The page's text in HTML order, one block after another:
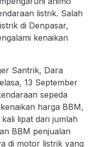
listrik. Salah
di Denpasar,
kenaikan
Santrik, Dara
13 September
sepeda
harga BBM,
lipat dari jumlah
BBM penjualan
di motor listrik yang